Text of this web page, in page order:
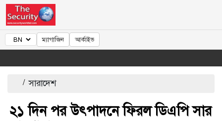
ম্যাগাজিন আর্কাইভ
/ সারাদেশ
২১ দিন পর উৎপাদনে ফিরল ডিএপি সার